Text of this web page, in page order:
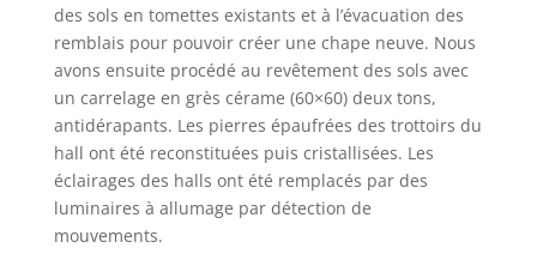
des sols en tomettes existants et à l’évacuation des
remblais pour pouvoir créer une chape neuve. Nous
avons ensuite procédé au revêtement des sols avec
un carrelage en grès cérame (60×60) deux tons,
antidérapants. Les pierres épaufrées des trottoirs du
hall ont été reconstituées puis cristallisées. Les
éclairages des halls ont été remplacés par des
luminaires à allumage par détection de
mouvements.